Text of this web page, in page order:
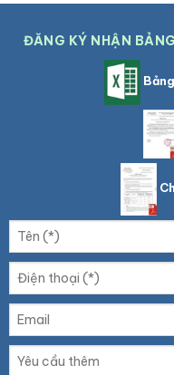
ĐĂNG KÝ NHẬN